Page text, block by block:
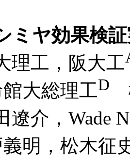
ミヤ効果検
理工，阪大工
館大総理工D
遼介，Wade
義明，松木征